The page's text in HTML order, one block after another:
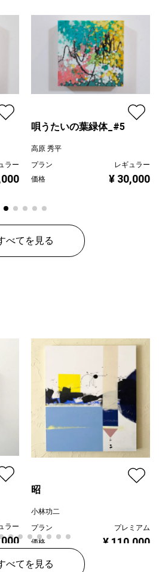
内
ラー
唄うたいの葉緑体_#5
高原 秀平
プラン
レギュラー
価格
¥ 30,000
べてを見る
ラー
昭
小林功二
プラン
プレミアム
価格
¥ 110,000
べてを見る